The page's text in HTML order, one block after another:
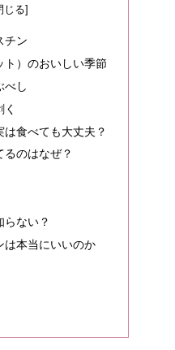
チン
ト）のおいしい季節
べし
食べても大丈夫？
のはなぜ？
らない？
は本当にいいのか